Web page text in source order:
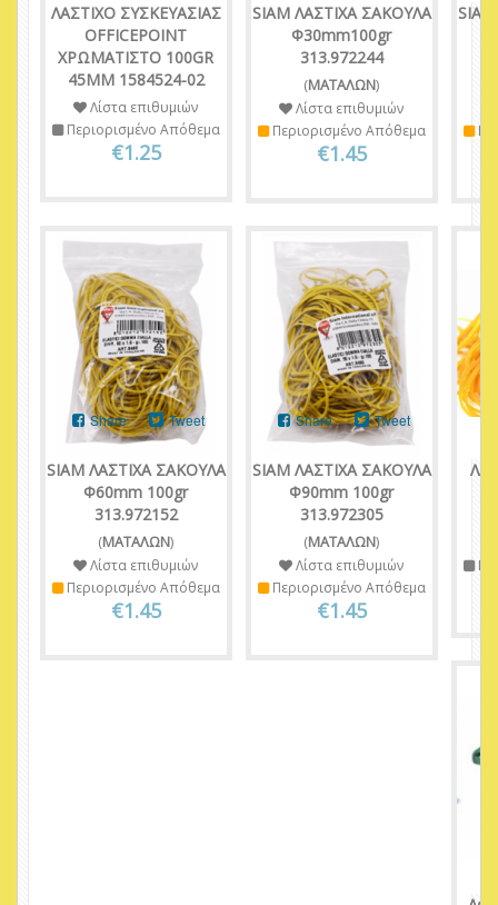
ΛΑΣΤΙΧΟ ΣΥΣΚΕΥΑΣΙΑΣ
OFFICEPOINT
ΧΡΩΜΑΤΙΣΤΟ 100GR
45ΜΜ 1584524-02
Λίστα επιθυμιών
Περιορισμένο Απόθεμα
€1.25
SIAM ΛΑΣΤΙΧΑ ΣΑΚΟΥΛΑ
Φ30mm100gr
313.972244
(ΜΑΤΑΛΩΝ)
Λίστα επιθυμιών
Περιορισμένο Απόθεμα
€1.45
SIAM ΛΑΣΤΙΧΑ ΣΑΚΟΥΛΑ
Φ60mm 100gr
313.972152
(ΜΑΤΑΛΩΝ)
Share Tweet
Λίστα επιθυμιών
Περιορισμένο Απόθεμα
€1.45
SIAM ΛΑΣΤΙΧΑ ΣΑΚΟΥΛΑ
Φ90mm 100gr
313.972305
(ΜΑΤΑΛΩΝ)
Share Tweet
Λίστα επιθυμιών
Περιορισμένο Απόθεμα
€1.45